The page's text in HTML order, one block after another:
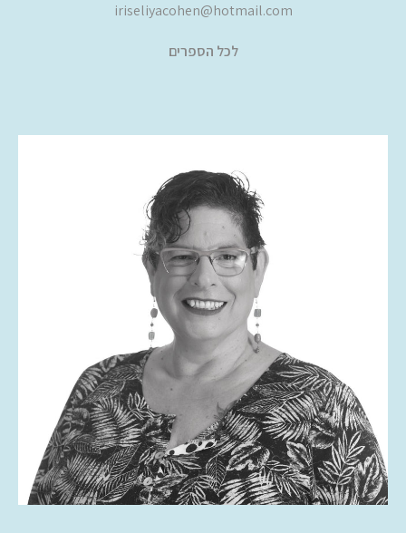
iriseliyacohen@hotmail.com
לכל הספרים